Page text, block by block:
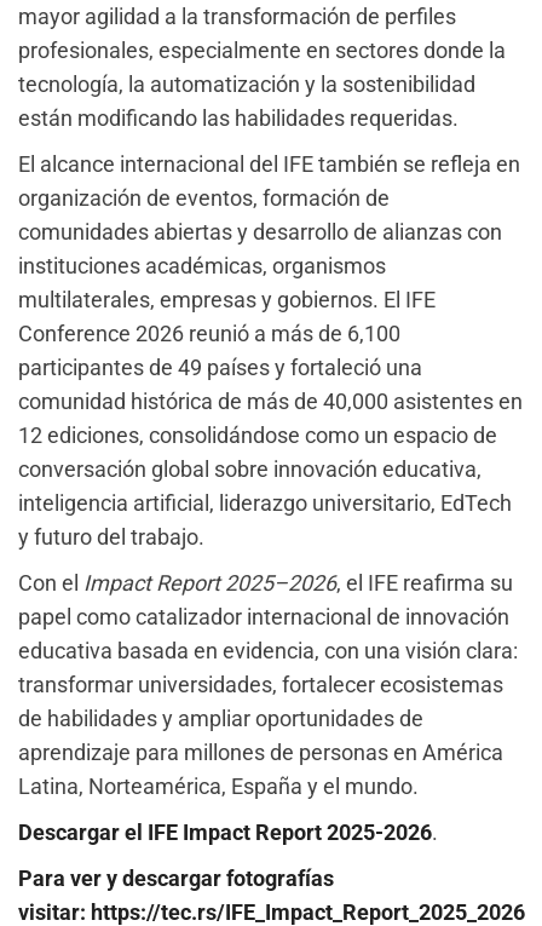
mayor agilidad a la transformación de perfiles
profesionales, especialmente en sectores donde la
tecnología, la automatización y la sostenibilidad
están modificando las habilidades requeridas.
El alcance internacional del IFE también se refleja en
organización de eventos, formación de
comunidades abiertas y desarrollo de alianzas con
instituciones académicas, organismos
multilaterales, empresas y gobiernos. El IFE
Conference 2026 reunió a más de 6,100
participantes de 49 países y fortaleció una
comunidad histórica de más de 40,000 asistentes en
12 ediciones, consolidándose como un espacio de
conversación global sobre innovación educativa,
inteligencia artificial, liderazgo universitario, EdTech
y futuro del trabajo.
Con el Impact Report 2025–2026, el IFE reafirma su
papel como catalizador internacional de innovación
educativa basada en evidencia, con una visión clara:
transformar universidades, fortalecer ecosistemas
de habilidades y ampliar oportunidades de
aprendizaje para millones de personas en América
Latina, Norteamérica, España y el mundo.
Descargar el IFE Impact Report 2025-2026.
Para ver y descargar fotografías
visitar: https://tec.rs/IFE_Impact_Report_2025_2026